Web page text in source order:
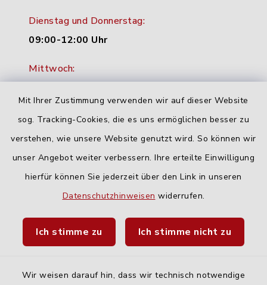
Mit Ihrer Zustimmung verwenden wir auf dieser Website
sog. Tracking-Cookies, die es uns ermöglichen besser zu
verstehen, wie unsere Website genutzt wird. So können wir
unser Angebot weiter verbessern. Ihre erteilte Einwilligung
hierfür können Sie jederzeit über den Link in unseren
Datenschutzhinweisen widerrufen.
Ich stimme zu Ich stimme nicht zu
Wir weisen darauf hin, dass wir technisch notwendige
Dienstag und Donnerstag:
09:00-12:00 Uhr
Mittwoch:
Freitag:
geschlossen
Quicklinks
Fahrplanauskunft DING